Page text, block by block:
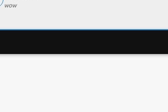
wow